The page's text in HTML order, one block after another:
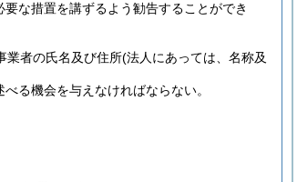
な措置を講ずるよう勧告することができ
業者の氏名及び住所(法人にあっては、名称及
る機会を与えなければならない。